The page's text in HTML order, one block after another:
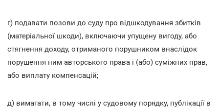
г) подавати позови до суду про відшкодування збитків
(матеріальної шкоди), включаючи упущену вигоду, або
стягнення доходу, отриманого порушником внаслідок
порушення ним авторського права і (або) суміжних прав,
або виплату компенсацій;
д) вимагати, в тому числі у судовому порядку, публікації в